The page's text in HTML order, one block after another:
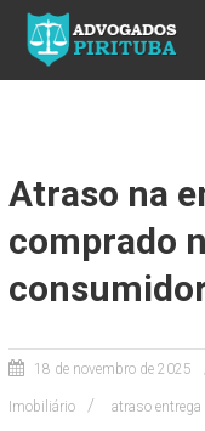
ADVOGADOS
Precisando de advogado?
Fazemos toda a
Atraso na
comprado
18 de novembro de 2025
Imobiliário atraso